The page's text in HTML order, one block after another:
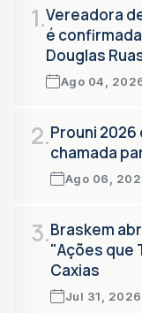
1.Vereadora
é
Douglas
Ago 04,
2.Prouni
chamada
Ago 06,
3.Braskem
"Ações que
Caxias
Jul 31, 2026